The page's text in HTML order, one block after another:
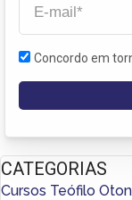
Concordo em
CATEGORIAS
Cursos Teófilo